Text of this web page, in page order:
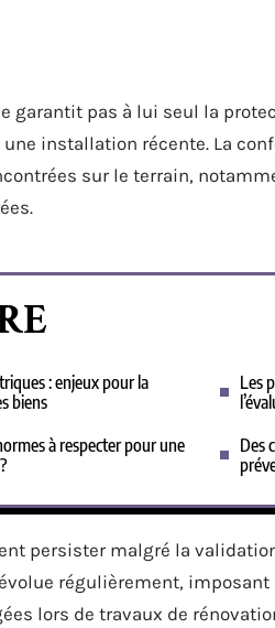
garantit pas à lui seul la
installation récente. La
sur le terrain,
: enjeux pour la
biens
à respecter pour une
Les
Des
persister malgré la
régulièrement,
lors de travaux de